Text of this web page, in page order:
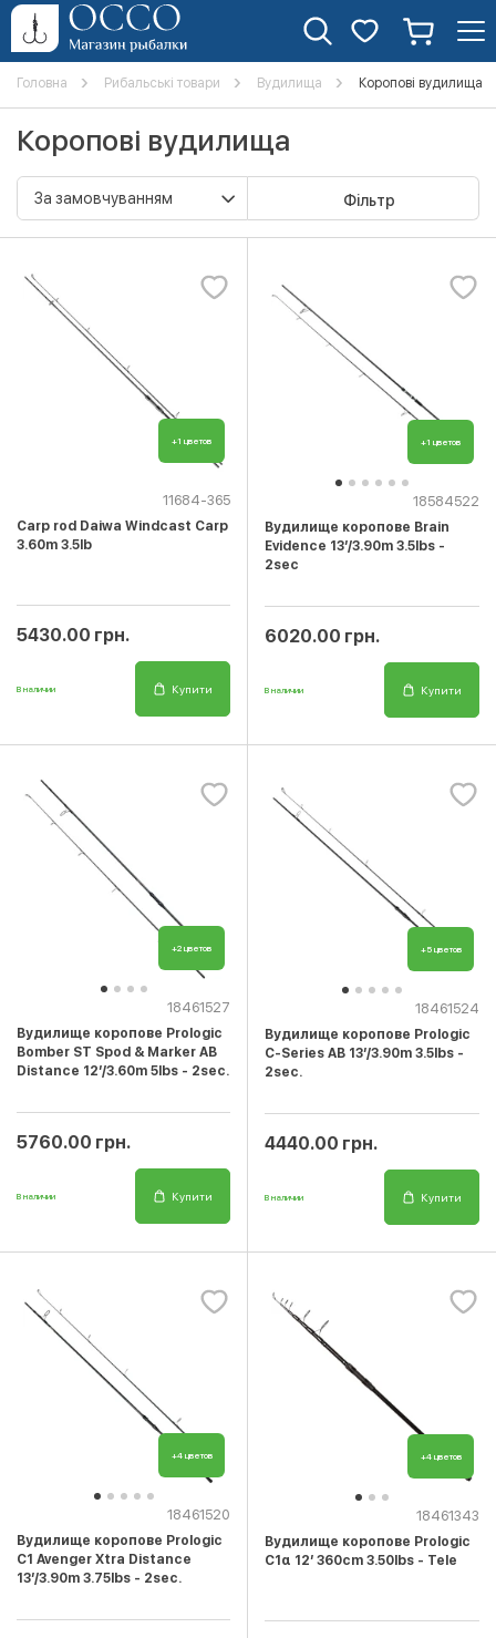
Головна Рибальські товари Вудилища Коропові вудилища
Коропові вудилища
Фільтр
+1 цветов
11684-365
Carp rod Daiwa Windcast Carp
3.60m 3.5lb
5430.00 грн.
В наличии Купити
+1 цветов
18584522
Вудилище коропове Brain
Evidence 13’/3.90m 3.5lbs -
2sec
6020.00 грн.
В наличии Купити
+2 цветов
18461527
Вудилище коропове Prologic
Bomber ST Spod & Marker AB
Distance 12’/3.60m 5lbs - 2sec.
5760.00 грн.
В наличии Купити
+5 цветов
18461524
Вудилище коропове Prologic
C-Series AB 13’/3.90m 3.5lbs -
2sec.
4440.00 грн.
В наличии Купити
+4 цветов
18461520
Вудилище коропове Prologic
C1 Avenger Xtra Distance
13’/3.90m 3.75lbs - 2sec.
+4 цветов
18461343
Вудилище коропове Prologic
C1α 12’ 360cm 3.50lbs - Tele